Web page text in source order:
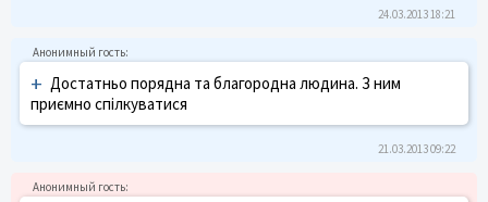
24.03.2013 18:21
+ Достатньо порядна та благородна людина. З ним
приємно спілкуватися
21.03.2013 09:22